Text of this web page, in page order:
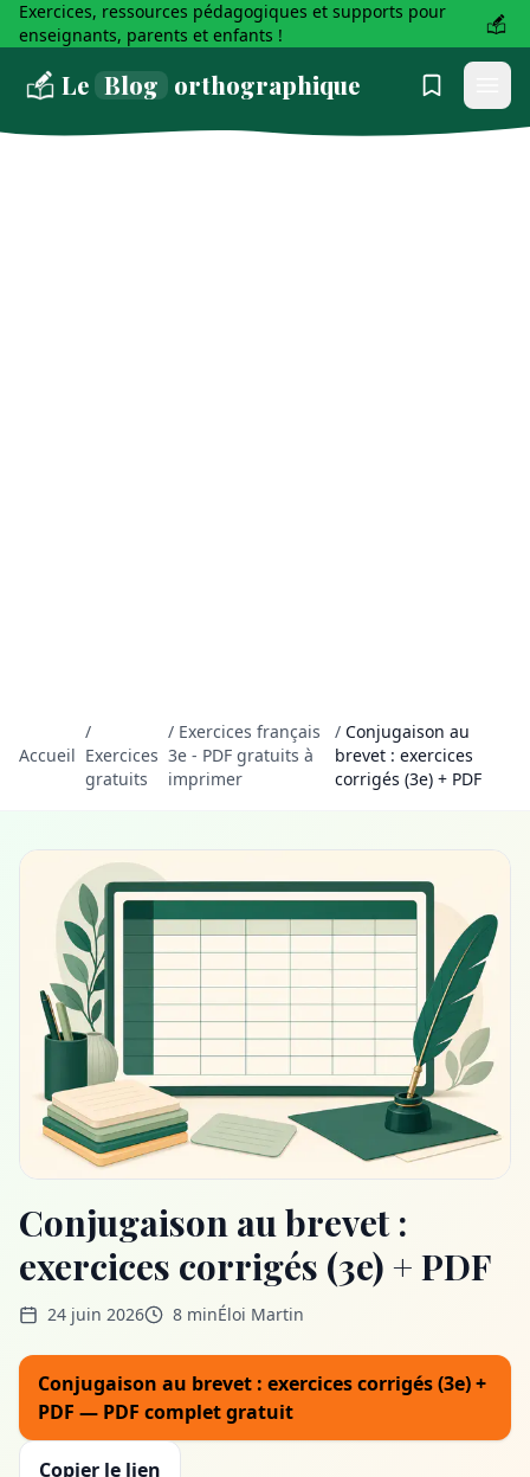
Exercices, ressources pédagogiques et supports pour
enseignants, parents et enfants !
Le Blog orthographique
Accueil
/
Exercices
gratuits
/ Exercices français
3e - PDF gratuits à
imprimer
/ Conjugaison au
brevet : exercices
corrigés (3e) + PDF
Conjugaison au brevet :
exercices corrigés (3e) + PDF
24 juin 2026 8 minÉloi Martin
Conjugaison au brevet : exercices corrigés (3e) +
PDF — PDF complet gratuit
Copier le lien